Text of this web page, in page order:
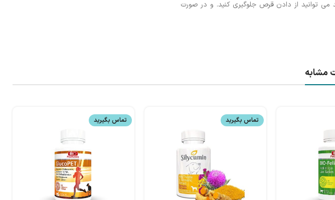
می توانید از دادن قرص جلوگیری کنید. و در صورت
مشابه
تماس بگیرید تماس بگیرید